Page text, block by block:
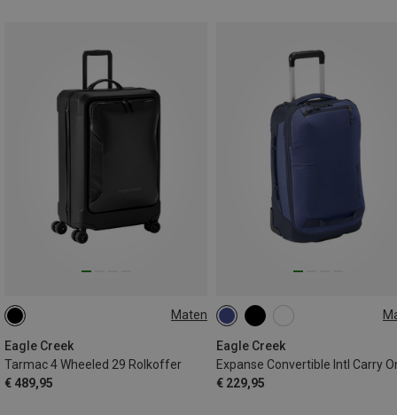
Maten
Eagle Creek
Tarmac 4 Wheeled 29 Rolkoffer
€ 489,95
90L
Eagle Creek
€ 229,95
38L